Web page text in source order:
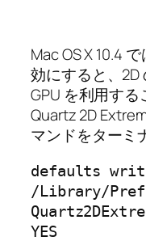
Mac OS X 10.4
効にすると、2D
GPU を利用する
Quartz 2D
マンドをターミ
defaults
/Library/
YES